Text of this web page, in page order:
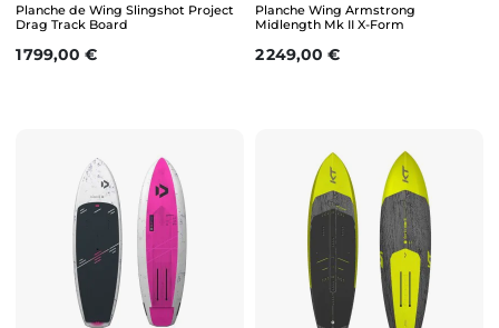
Planche de Wing Slingshot Project
Drag Track Board
Prix
1 799,00 €
Planche Wing Armstrong
Midlength Mk II X-Form
Prix
2 249,00 €